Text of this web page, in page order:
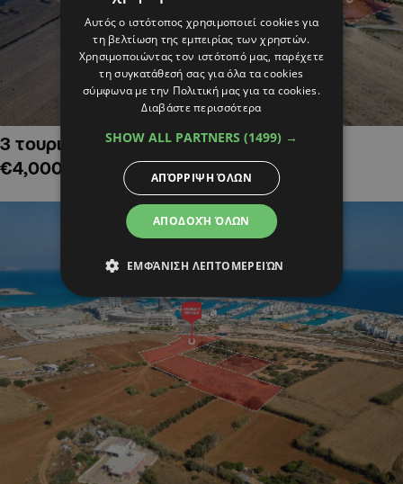
3 τουριστικά χωράφια στην Αλαμινό,
€4,000,000
Αυτός ο ιστότοπος χρησιμοποιεί cookies για
τη βελτίωση της εμπειρίας των χρηστών.
Χρησιμοποιώντας τον ιστότοπό μας, παρέχετε
τη συγκατάθεσή σας για όλα τα cookies
σύμφωνα με την Πολιτική μας για τα cookies.
Διαβάστε περισσότερα
SHOW ALL PARTNERS (1499) →
ΑΠΟΔΟΧΉ ΌΛΩΝ
ΑΠΌΡΡΙΨΗ ΌΛΩΝ
ΕΜΦΆΝΙΣΗ ΛΕΠΤΟΜΕΡΕΙΏΝ